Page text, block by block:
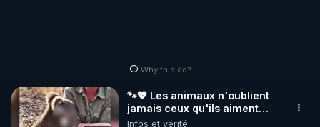
Why this ad?
🐾💖 Les animaux n'oublient
jamais ceux qu'ils aiment…
🥹❤️
Infos et vérité